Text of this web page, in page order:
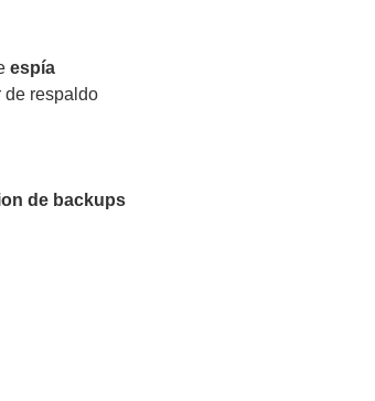
espía
de respaldo
de backups